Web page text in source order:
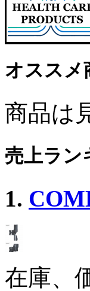
オススメ
商品は
売上ラン
1.
在庫、